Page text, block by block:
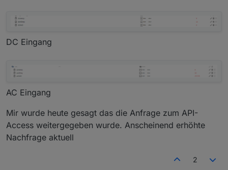
DC Eingang
AC Eingang
Mir wurde heute gesagt das die Anfrage zum API-
Access weitergegeben wurde. Anscheinend erhöhte
Nachfrage aktuell
2